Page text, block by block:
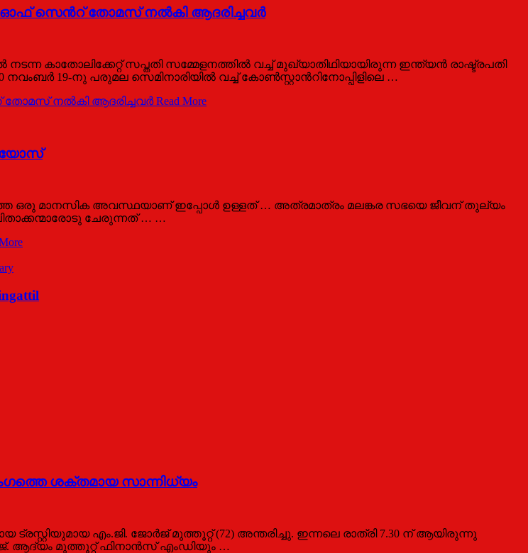
സെന്‍റ് തോമസ് നല്‍കി ആദരിച്ചവര്‍
കാതോലിക്കേറ്റ് സപ്തതി സമ്മേളനത്തില്‍ വച്ച് മുഖ്യാതിഥിയായിരുന്ന ഇന്ത്യന്‍ രാഷ്ട്രപതി
19-നു പരുമല സെമിനാരിയില്‍ വച്ച് കോണ്‍സ്റ്റാന്‍റിനോപ്പിളിലെ …
നല്‍കി ആദരിച്ചവര്‍Read More
ഒരു മാനസിക അവസ്ഥയാണ് ഇപ്പോൾ ഉള്ളത് … അത്രമാത്രം മലങ്കര സഭയെ ജീവന് തുല്യം
ചേരുന്നത് … …
ശക്തമായ സാന്നിധ്യം
എം.ജി. ജോർജ് മുത്തൂറ്റ് (72) അന്തരിച്ചു. ഇന്നലെ രാത്രി 7.30 ന് ആയിരുന്നു
ആദ്യം മുത്തൂറ്റ് ഫിനാൻസ് എംഡിയും …